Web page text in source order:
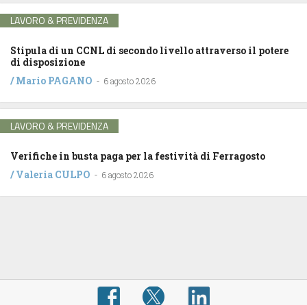
LAVORO & PREVIDENZA
Stipula di un CCNL di secondo livello attraverso il potere
di disposizione
/Mario PAGANO - 6 agosto 2026
LAVORO & PREVIDENZA
Verifiche in busta paga per la festività di Ferragosto
/Valeria CULPO - 6 agosto 2026